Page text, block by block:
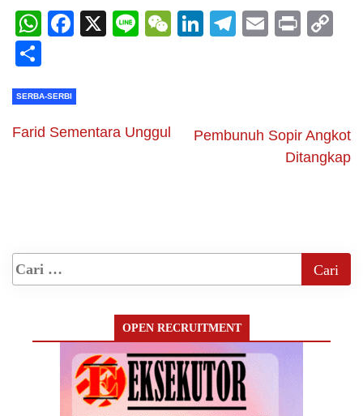
WhatsApp
Facebook
X LineWeChat
LinkedIn
Telegram
Email
Print
SERBA-SERBI
Farid Sementara Unggul
Pembunuh Sopir Angkot
Ditangkap
OPEN RECRUITMENT